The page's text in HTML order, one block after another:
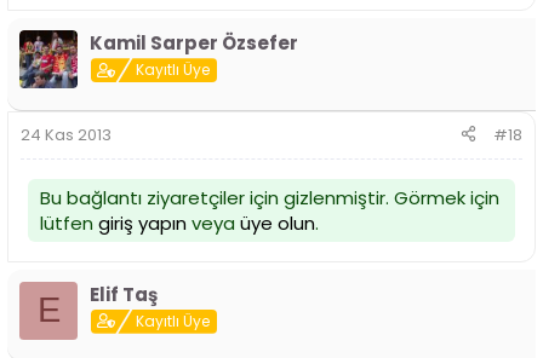
Kamil Sarper Özsefer
Kayıtlı Üye
24 Kas 2013 #18
Bu bağlantı ziyaretçiler için gizlenmiştir. Görmek için
lütfen giriş yapınveya üye olun.
E Elif Taş
Kayıtlı Üye